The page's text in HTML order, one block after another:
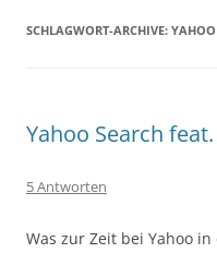
SCHLAGWORT-ARCHIVE: YAHOO
Yahoo Search
5 Antworten
Was zur Zeit bei Yahoo